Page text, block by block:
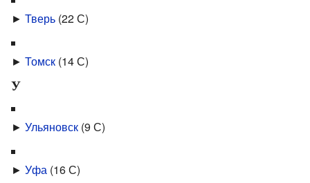
► Тверь (22 С)
► Томск (14 С)
У
► Ульяновск (9 С)
► Уфа (16 С)